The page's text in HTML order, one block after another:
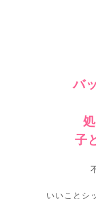
バ
子
いいことシ